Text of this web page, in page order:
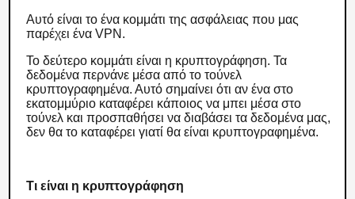
Αυτό είναι το ένα κομμάτι της ασφάλειας που μας
παρέχει ένα VPN.
Το δεύτερο κομμάτι είναι η κρυπτογράφηση. Τα
δεδομένα περνάνε μέσα από το τούνελ
κρυπτογραφημένα. Αυτό σημαίνει ότι αν ένα στο
εκατομμύριο καταφέρει κάποιος να μπει μέσα στο
τούνελ και προσπαθήσει να διαβάσει τα δεδομένα μας,
δεν θα το καταφέρει γιατί θα είναι κρυπτογραφημένα.
Τι είναι η κρυπτογράφηση